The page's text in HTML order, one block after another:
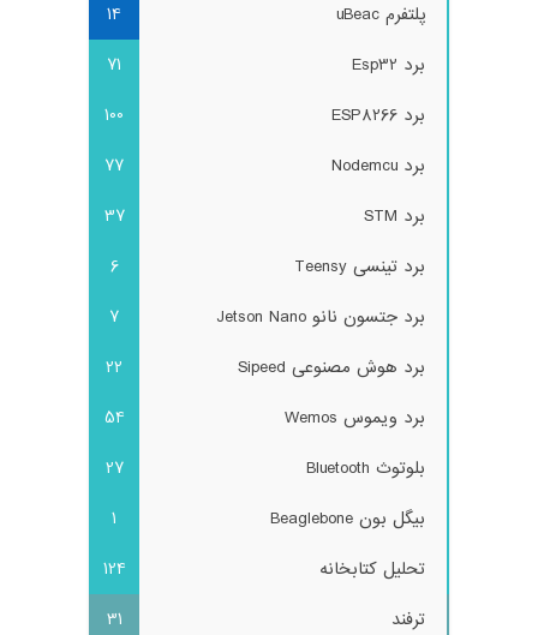
پلتفرم uBeac
14
برد Esp32
71
برد ESP8266
100
برد Nodemcu
77
برد STM
37
برد تینسی Teensy
6
برد جتسون نانو Jetson Nano
7
برد هوش مصنوعی Sipeed
22
برد ویموس Wemos
54
بلوتوث Bluetooth
27
بیگل بون Beaglebone
1
تحلیل کتابخانه
124
ترفند
31